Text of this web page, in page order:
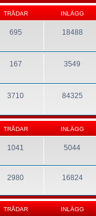
TRÅDAR INLÄGG
695 18488
167 3549
3710 84325
TRÅDAR INLÄGG
1041 5044
2980 16824
TRÅDAR INLÄGG